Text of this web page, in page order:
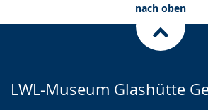
nach oben
LWL-Museum Glashütte